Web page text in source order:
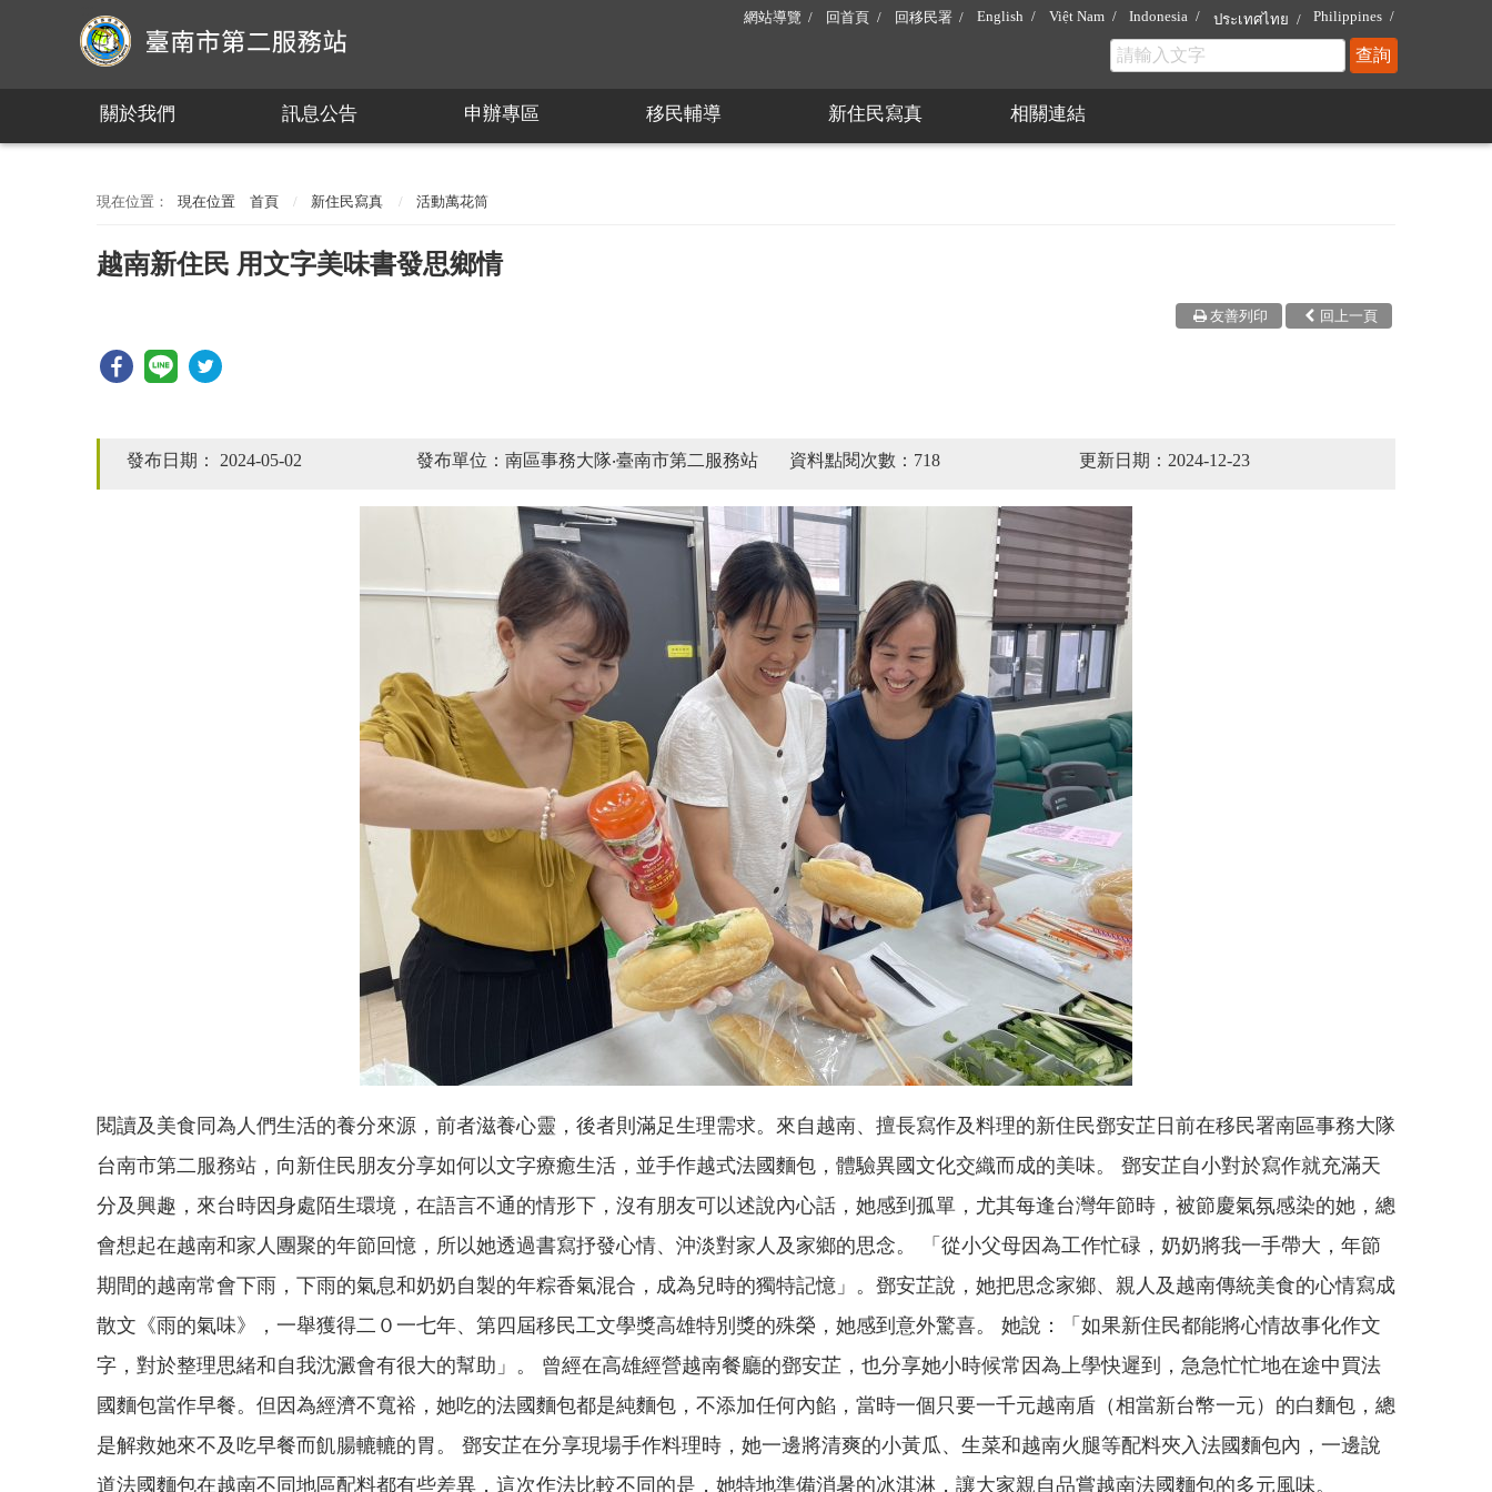
網站導覽 回首頁 回移民署 English Việt Nam Indonesia ประเทศไทย Philippines
關於我們 訊息公告 申辦專區 移民輔導 新住民寫真 相關連結
現在位置 首頁 新住民寫真 活動萬花筒
越南新住民 用文字美味書發思鄉情
回上一頁
友善列印
發布日期： 2024-05-02 發布單位：南區事務大隊‧臺南市第二服務站 資料點閱次數：718 更新日期：2024-12-23
閱讀及美食同為人們生活的養分來源，前者滋養心靈，後者則滿足生理需求。來自越南、擅長寫作及料理的新住民鄧安芷日前在移民署南區事務大隊
台南市第二服務站，向新住民朋友分享如何以文字療癒生活，並手作越式法國麵包，體驗異國文化交織而成的美味。
鄧安芷自小對於寫作就充滿天
分及興趣，來台時因身處陌生環境，在語言不通的情形下，沒有朋友可以述說內心話，她感到孤單，尤其每逢台灣年節時，被節慶氣氛感染的她，總
會想起在越南和家人團聚的年節回憶，所以她透過書寫抒發心情、沖淡對家人及家鄉的思念。 「從小父母因為工作忙碌，奶奶將我一手帶大，年節
期間的越南常會下雨，下雨的氣息和奶奶自製的年粽香氣混合，成為兒時的獨特記憶」。鄧安芷說，她把思念家鄉、親人及越南傳統美食的心情寫成
散文《雨的氣味》，一舉獲得二０一七年、第四屆移民工文學獎高雄特別獎的殊榮，她感到意外驚喜。 她說：「如果新住民都能將心情故事化作文
字，對於整理思緒和自我沈澱會有很大的幫助」。 曾經在高雄經營越南餐廳的鄧安芷，也分享她小時候常因為上學快遲到，急急忙忙地在途中買法
國麵包當作早餐。但因為經濟不寬裕，她吃的法國麵包都是純麵包，不添加任何內餡，當時一個只要一千元越南盾（相當新台幣一元）的白麵包，總
是解救她來不及吃早餐而飢腸轆轆的胃。 鄧安芷在分享現場手作料理時，她一邊將清爽的小黃瓜、生菜和越南火腿等配料夾入法國麵包內，一邊說
道法國麵包在越南不同地區配料都有些差異，這次作法比較不同的是，她特地準備消暑的冰淇淋，讓大家親自品嘗越南法國麵包的多元風味。